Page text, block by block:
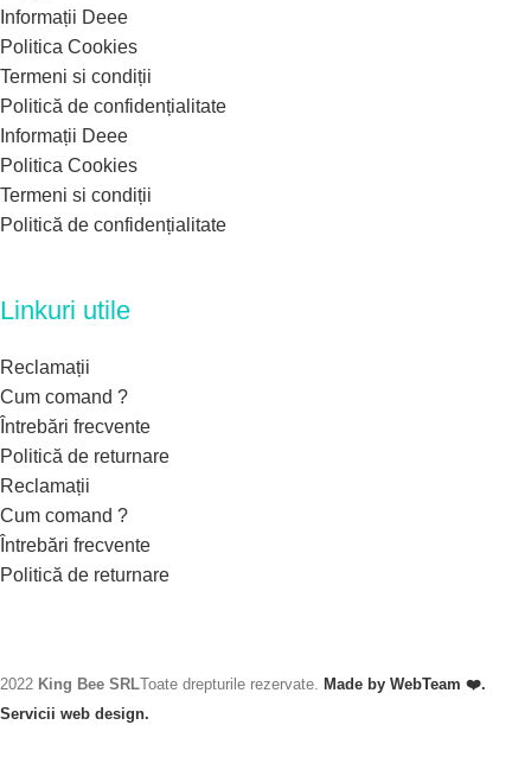
Informații Deee
Politica Cookies
Termeni si condiții
Politică de confidențialitate
Informații Deee
Politica Cookies
Termeni si condiții
Politică de confidențialitate
Linkuri utile
Reclamații
Cum comand ?
Întrebări frecvente
Politică de returnare
Reclamații
Cum comand ?
Întrebări frecvente
Politică de returnare
2022 King Bee SRLToate drepturile rezervate. Made by WebTeam ❤️.
Servicii web design.